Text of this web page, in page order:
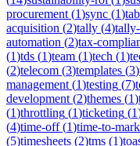
procurement (1)sync (1)
acquisition (2)tally (4)
automation (2)tax-
(1)tds (1)team (1)tech (1)
(2)telecom (3)templates (3)
management (1)testing (7)
development (2)themes (1)
(1)throttling (1)ticketing (1
(4)time-off(1)time-to-
(5)timesheets (2)tms (1)